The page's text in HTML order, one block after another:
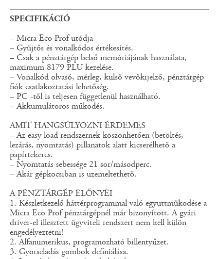
SPECIFIKÁCIÓ
– Micra Eco Prof utódja
– Gyűjtős és vonalkódos értékesítés.
– Csak a pénztárgép belső memóriájának használata,
maximum 8179 PLU kezelése.
– Vonalkód olvasó, mérleg, külső vevőkijelző, pénztárgép
fiók csatlakoztatási lehetőség.
– PC -től is teljesen függetlenül használható.
– Akkumulátoros működés.
AMIT HANGSÚLYOZNI ÉRDEMES
– Az easy load rendszernek köszönhetően (betöltés,
lezárás, nyomtatás) pillanatok alatt kicserélhető a
papírtekercs.
– Nyomtatás sebessége 21 sor/másodperc.
– Akár gépkocsiban is üzemeltethető.
A PÉNZTÁRGÉP ELŐNYEI
1. Készletkezelő háttérprogrammal való együttműködése a
Micra Eco Prof pénztárgépnél már bizonyított. A gyári
driver-el illesztett ügyviteli rendszert nem kell külön
engedélyeztetni!
2. Alfanumerikus, programozható billentyűzet.
3. Gyorseladás gombok definiálása.